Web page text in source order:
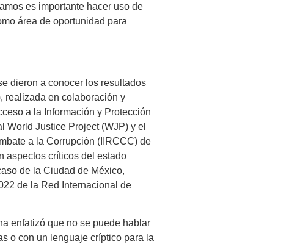
es importante hacer uso de
área de oportunidad para
dieron a conocer los resultados
realizada en colaboración y
a la Información y Protección
World Justice Project (WJP) y el
a la Corrupción (IIRCCC) de
aspectos críticos del estado
de la Ciudad de México,
de la Red Internacional de
enfatizó que no se puede hablar
o con un lenguaje críptico para la